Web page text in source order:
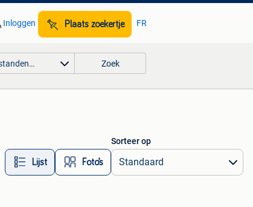
Inloggen Plaats zoekertje FR
Zoek
Lijst Foto’s
Sorteer op